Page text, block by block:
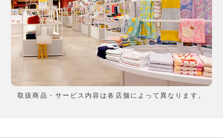
取扱商品・サービス内容は各店舗によって異なります。